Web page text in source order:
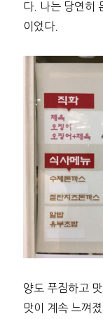
다. 나는 당연히
이었다.
양도 푸짐하고
맛이 계속 느껴